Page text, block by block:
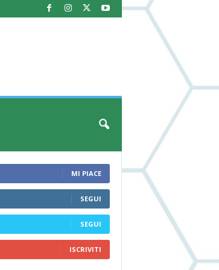
MI PIACE
SEGUI
SEGUI
ISCRIVITI